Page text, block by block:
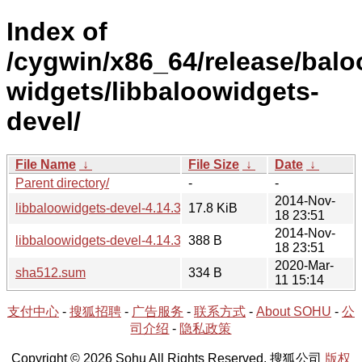
Index of
/cygwin/x86_64/release/
widgets/libbaloowidgets-
devel/
File Name ↓ File Size ↓ Date ↓
Parent directory/
-
-
libbaloowidgets-devel-4.14.3-1.tar.xz
17.8 KiB
2014-Nov-
18 23:51
libbaloowidgets-devel-4.14.3-1.hint
388 B
2014-Nov-
18 23:51
sha512.sum
334 B
2020-Mar-
11 15:14
支付中心 - 搜狐招聘 - 广告服务 - 联系方式 - About SOHU - 公
司介绍 - 隐私政策
Copyright © 2026 Sohu All Rights Reserved. 搜狐公司 版权